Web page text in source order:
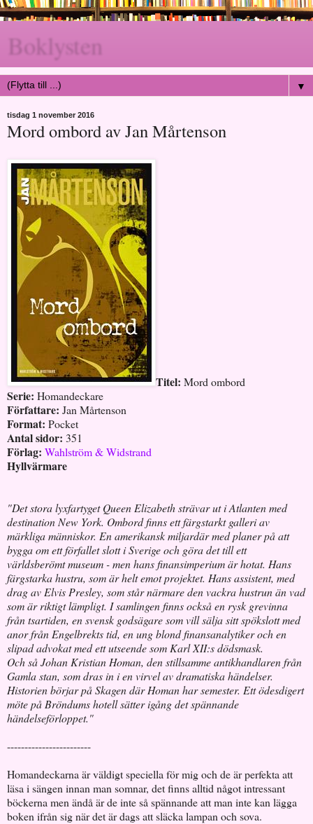
Boklysten
▼
tisdag 1 november 2016
Mord ombord av Jan Mårtenson
Titel: Mord ombord
Serie: Homandeckare
Författare: Jan Mårtenson
Format: Pocket
Antal sidor: 351
Förlag: Wahlström & Widstrand
Hyllvärmare
"Det stora lyxfartyget Queen Elizabeth strävar ut i Atlanten med
destination New York. Ombord finns ett färgstarkt galleri av
märkliga människor. En amerikansk miljardär med planer på att
bygga om ett förfallet slott i Sverige och göra det till ett
världsberömt museum - men hans finansimperium är hotat. Hans
färgstarka hustru, som är helt emot projektet. Hans assistent, med
drag av Elvis Presley, som står närmare den vackra hustrun än vad
som är riktigt lämpligt. I samlingen finns också en rysk grevinna
från tsartiden, en svensk godsägare som vill sälja sitt spökslott med
anor från Engelbrekts tid, en ung blond finansanalytiker och en
slipad advokat med ett utseende som Karl XII:s dödsmask.
Och så Johan Kristian Homan, den stillsamme antikhandlaren från
Gamla stan, som dras in i en virvel av dramatiska händelser.
Historien börjar på Skagen där Homan har semester. Ett ödesdigert
möte på Bröndums hotell sätter igång det spännande
händelseförloppet."
------------------------
Homandeckarna är väldigt speciella för mig och de är perfekta att
läsa i sängen innan man somnar, det finns alltid något intressant
böckerna men ändå är de inte så spännande att man inte kan lägga
boken ifrån sig när det är dags att släcka lampan och sova.